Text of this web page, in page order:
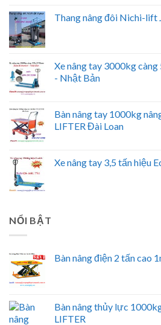
Thang nâng đôi Nichi-lift
Xe nâng tay 3000kg
- Nhật Bản
Bàn nâng tay 1000kg
LIFTER Đài Loan
Xe nâng tay 3,5 tấn hiệu
NỔI BẬT
Bàn nâng điện 2 tấn cao
Bàn nâng thủy lực
LIFTER